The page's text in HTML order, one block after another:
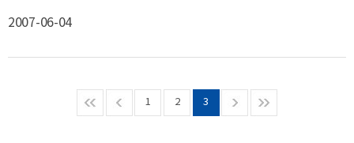
2007-06-04
1 2 3